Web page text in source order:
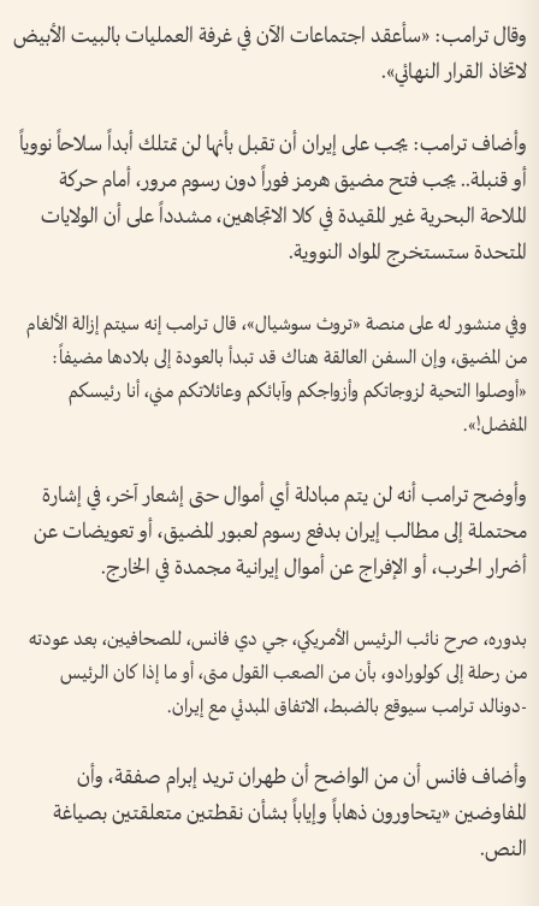
وقال ترامب: «سأعقد اجتماعات الآن في غرفة العمليات بالبيت الأبيض
لاتخاذ القرار النهائي».
وأضاف ترامب: يجب على إيران أن تقبل بأنها لن تمتلك أبداً سلاحاً نووياً
أو قنبلة.. يجب فتح مضيق هرمز فوراً دون رسوم مرور، أمام حركة
الملاحة البحرية غير المقيدة في كلا الاتجاهين، مشدداً على أن الولايات
المتحدة ستستخرج المواد ‌النووية.
وفي منشور له على منصة «تروث سوشيال»، قال ترامب إنه سيتم إزالة الألغام
من المضيق، وإن السفن العالقة ​هناك قد تبدأ بالعودة إلى ⁠بلادها مضيفاً:
«أوصلوا التحية لزوجاتكم وأزواجكم ⁠وآبائكم وعائلاتكم مني، أنا رئيسكم
المفضل!».
وأوضح ترامب أنه لن يتم مبادلة أي أموال حتى إشعار آخر، في إشارة
محتملة إلى مطالب إيران بدفع رسوم لعبور المضيق، أو تعويضات عن
أضرار الحرب، أو الإفراج عن أموال إيرانية مجمدة في الخارج.
بدوره، صرح نائب الرئيس الأمريكي، جي دي فانس، للصحافيين، بعد عودته
من رحلة إلى كولورادو، بأن من الصعب القول متى، أو ما إذا كان الرئيس
-دونالد ترامب سيوقع بالضبط، الاتفاق المبدئي مع إيران.
وأضاف فانس أن من الواضح أن طهران تريد إبرام صفقة، وأن
المفاوضين «يتحاورون ذهاباً وإياباً بشأن نقطتين متعلقتين بصياغة
النص.